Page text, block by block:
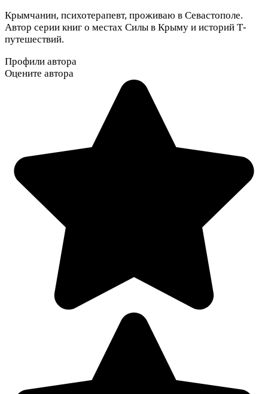
Крымчанин, психотерапевт, проживаю в Севастополе.
Автор серии книг о местах Силы в Крыму и историй Т-
путешествий.
Профили автора
Оцените автора